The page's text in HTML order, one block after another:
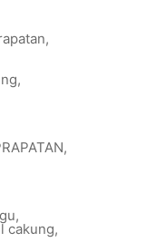
,
,
,
,
cakung,